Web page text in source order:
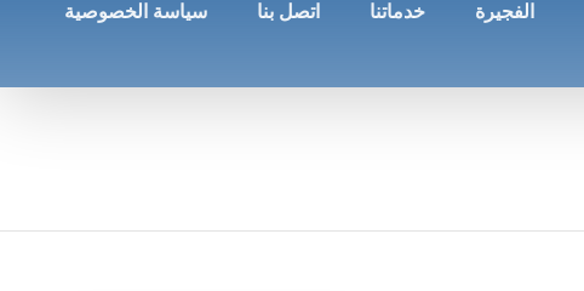
الفجيرة خدماتنا اتصل بنا سياسة الخصوصية